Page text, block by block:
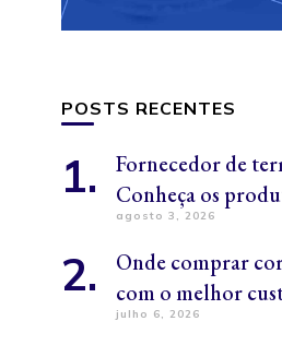
POSTS RECENTES
Fornecedor de
Conheça os
agosto 3, 2026
Onde comprar
com o melhor
julho 6, 2026